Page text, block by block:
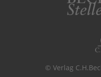
© Verlag